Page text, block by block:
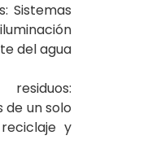
Sistemas
del agua
de un solo
y